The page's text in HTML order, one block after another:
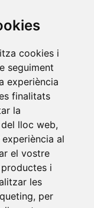
cookies i
seguiment
experiència
finalitats
la
lloc web,
al
el vostre
i
les
, per
d'Alacant
Autònoma de
•Universitat
de Girona
Universitat
Jaume I
Hernández